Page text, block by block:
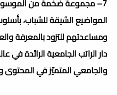
7– مجموعة ضخمة من
المواضيع الشيقة للشباب،
ومساعدتهم للتزود بالمعرفة
دار الراتب الجامعية الرائدة في
والجامعي المتميّز في المحتوى